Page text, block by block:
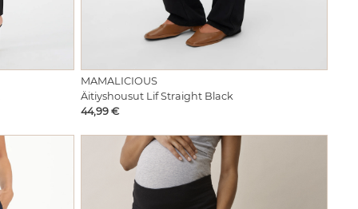
MAMALICIOUS
Äitiyshousut Lif Straight Black
Hinta
44,99 €